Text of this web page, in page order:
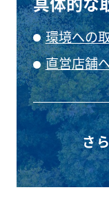
環境への
直営店舗
さ